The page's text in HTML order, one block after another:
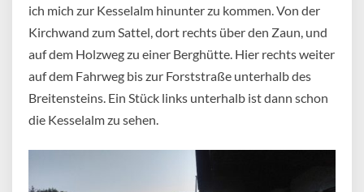
ich mich zur Kesselalm hinunter zu kommen. Von der
Kirchwand zum Sattel, dort rechts über den Zaun, und
auf dem Holzweg zu einer Berghütte. Hier rechts weiter
auf dem Fahrweg bis zur Forststraße unterhalb des
Breitensteins. Ein Stück links unterhalb ist dann schon
die Kesselalm zu sehen.